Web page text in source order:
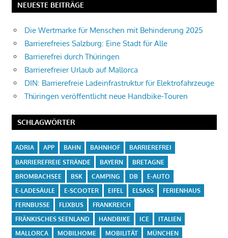
NEUESTE BEITRÄGE
Die Wertmarke für Menschen mit Behinderung 2025
Barrierefreies Salzburg: Eine Stadt für Alle
Barrierefrei durch Thüringen
Barrierefreier Urlaub auf Mallorca
DIN: Barrierefreie Ladeinfrastruktur für Elektrofahrzeuge
Thüringen veröffentlicht neue Handbike-Touren
SCHLAGWÖRTER
ADRIA APP BAHN BAHNHOF
BARRIEREFREI
BARRIEREFREIE STRÄNDE
BAYERN
BRETAGNE
BROMBACHSEE
BSK CAMPING DB
E-AUTO
E-LADESÄULE
E-SCOOTER EIFEL ELSASS
FERIENHAUS
FERNBUSSE
FLIXBUS
FRANKREICH
FRÄNKISCHES SEENLAND
HANDBIKE ICE
ITALIEN
MALLORCA
MOBILHOME MOBILITÄT
MÜNCHEN